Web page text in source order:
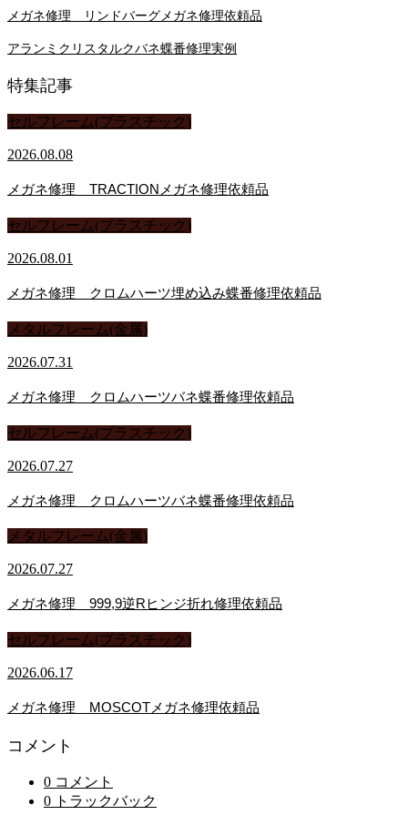
メガネ修理 リンドバーグメガネ修理依頼品
アランミクリスタルクバネ蝶番修理実例
特集記事
セルフレーム(プラスチック)
2026.08.08
メガネ修理 TRACTIONメガネ修理依頼品
セルフレーム(プラスチック)
2026.08.01
メガネ修理 クロムハーツ埋め込み蝶番修理依頼品
メタルフレーム(金属)
2026.07.31
メガネ修理 クロムハーツバネ蝶番修理依頼品
セルフレーム(プラスチック)
2026.07.27
メガネ修理 クロムハーツバネ蝶番修理依頼品
メタルフレーム(金属)
2026.07.27
メガネ修理 999,9逆Rヒンジ折れ修理依頼品
セルフレーム(プラスチック)
2026.06.17
メガネ修理 MOSCOTメガネ修理依頼品
コメント
0 コメント
0 トラックバック